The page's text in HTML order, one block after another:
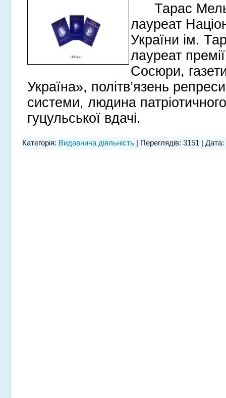
Тарас
лауреат
України ім.
лауреат
Сосюри,
Україна», політв’язень
системи, людина
гуцульської вдачі.
Категорія: Видавнича діяльність | Переглядів: 3151 | Дата: